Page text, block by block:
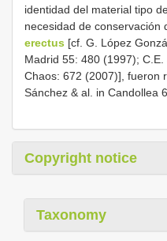
identidad del material tipo
necesidad de conservación
erectus [cf. G. López
Madrid 55: 480 (1997);
Chaos: 672 (2007)], fueron
Sánchez & al. in Candollea
Copyright notice
Taxonomy